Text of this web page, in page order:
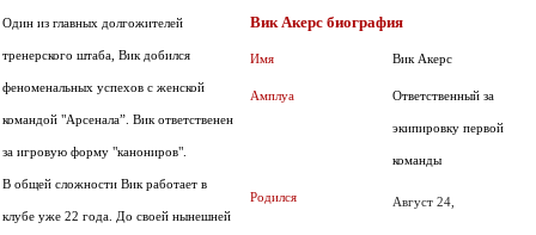
Один из главных долгожителей
тренерского штаба, Вик добился
феноменальных успехов с женской
командой "Арсенала”. Вик ответственен
за игровую форму "канониров".
Вик Акерс биография
Имя Вик Акерс
Амплуа Ответственный за
экипировку первой
команды
Родился Август 24,
В общей сложности Вик работает в
клубе уже 22 года. До своей нынешней